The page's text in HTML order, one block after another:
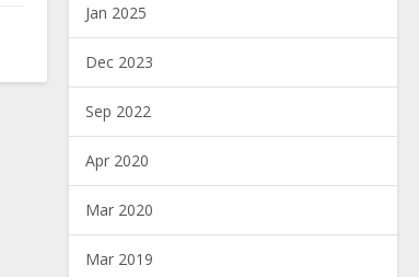
Jan 2025
Dec 2023
Sep 2022
Apr 2020
Mar 2020
Mar 2019